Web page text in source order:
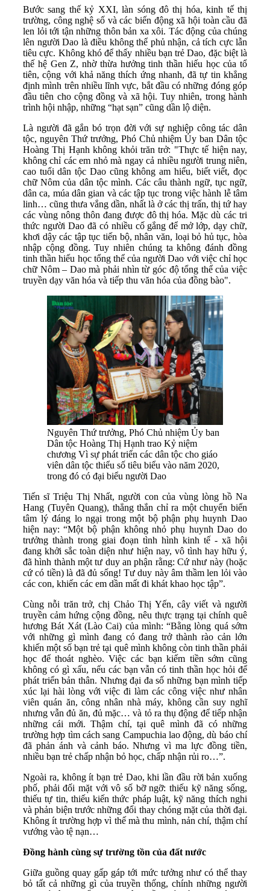
Bước sang thế kỷ XXI, làn sóng đô thị hóa, kinh tế thị
trường, công nghệ số và các biến động xã hội toàn cầu đã
len lỏi tới tận những thôn bản xa xôi. Tác động của chúng
lên người Dao là điều không thể phủ nhận, cả tích cực lẫn
tiêu cực. Không khó để thấy nhiều bạn trẻ Dao, đặc biệt là
thế hệ Gen Z, nhờ thừa hưởng tinh thần hiếu học của tổ
tiên, cộng với khả năng thích ứng nhanh, đã tự tin khẳng
định mình trên nhiều lĩnh vực, bắt đầu có những đóng góp
đầu tiên cho cộng đồng và xã hội. Tuy nhiên, trong hành
trình hội nhập, những “hạt sạn” cũng dần lộ diện.
Là người đã gắn bó trọn đời với sự nghiệp công tác dân
tộc, nguyên Thứ trưởng, Phó Chủ nhiệm Ủy ban Dân tộc
Hoàng Thị Hạnh không khỏi trăn trở: "Thực tế hiện nay,
không chỉ các em nhỏ mà ngay cả nhiều người trung niên,
cao tuổi dân tộc Dao cũng không am hiểu, biết viết, đọc
chữ Nôm của dân tộc mình. Các câu thành ngữ, tục ngữ,
dân ca, múa dân gian và các tập tục trong việc hành lễ tâm
linh… cũng thưa vắng dần, nhất là ở các thị trấn, thị tứ hay
các vùng nông thôn đang được đô thị hóa. Mặc dù các tri
thức người Dao đã có nhiều cố gắng để mở lớp, dạy chữ,
khơi dậy các tập tục tiến bộ, nhân văn, loại bỏ hủ tục, hòa
nhập cộng đồng. Tuy nhiên chúng ta không đánh đồng
tinh thần hiếu học tổng thể của người Dao với việc chỉ học
chữ Nôm – Dao mà phải nhìn từ góc độ tổng thể của việc
truyền dạy văn hóa và tiếp thu văn hóa của đồng bào".
Nguyên Thứ trưởng, Phó Chủ nhiệm Ủy ban
Dân tộc Hoàng Thị Hạnh trao Kỷ niệm
chương Vì sự phát triển các dân tộc cho giáo
viên dân tộc thiểu số tiêu biểu vào năm 2020,
trong đó có đại biểu người Dao
Tiến sĩ Triệu Thị Nhất, người con của vùng lòng hồ Na
Hang (Tuyên Quang), thẳng thắn chỉ ra một chuyển biến
tâm lý đáng lo ngại trong một bộ phận phụ huynh Dao
hiện nay: “Một bộ phận không nhỏ phụ huynh Dao do
trưởng thành trong giai đoạn tình hình kinh tế - xã hội
đang khởi sắc toàn diện như hiện nay, vô tình hay hữu ý,
đã hình thành một tư duy an phận rằng: Cứ như này (hoặc
cứ có tiền) là đã đủ sống! Tư duy này âm thầm len lỏi vào
các con, khiến các em dần mất đi khát khao học tập”.
Cùng nỗi trăn trở, chị Chảo Thị Yến, cây viết và người
truyền cảm hứng cộng đồng, nêu thực trạng tại chính quê
hương Bát Xát (Lào Cai) của mình: “Bằng lòng quá sớm
với những gì mình đang có đang trở thành rào cản lớn
khiến một số bạn trẻ tại quê mình không còn tinh thần phải
học để thoát nghèo. Việc các bạn kiếm tiền sớm cũng
không có gì xấu, nếu các bạn vẫn có tinh thần học hỏi để
phát triển bản thân. Nhưng đại đa số những bạn mình tiếp
xúc lại hài lòng với việc đi làm các công việc như nhân
viên quán ăn, công nhân nhà máy, không cần suy nghĩ
nhưng vẫn đủ ăn, đủ mặc… và tỏ ra thụ động để tiếp nhận
những cái mới. Thậm chí, tại quê mình đã có những
trường hợp tìm cách sang Campuchia lao động, dù báo chí
đã phản ánh và cảnh báo. Nhưng vì ma lực đồng tiền,
nhiều bạn trẻ chấp nhận bỏ học, chấp nhận rủi ro…”.
Ngoài ra, không ít bạn trẻ Dao, khi lần đầu rời bản xuống
phố, phải đối mặt với vô số bỡ ngỡ: thiếu kỹ năng sống,
thiếu tự tin, thiếu kiến thức pháp luật, kỹ năng thích nghi
và phản biện trước những đổi thay chóng mặt của thời đại.
Không ít trường hợp vì thế mà thu mình, nản chí, thậm chí
vướng vào tệ nạn…
Đồng hành cùng sự trường tồn của đất nước
Giữa guồng quay gấp gáp tới mức tưởng như có thể thay
bỏ tất cả những gì của truyền thống, chính những người